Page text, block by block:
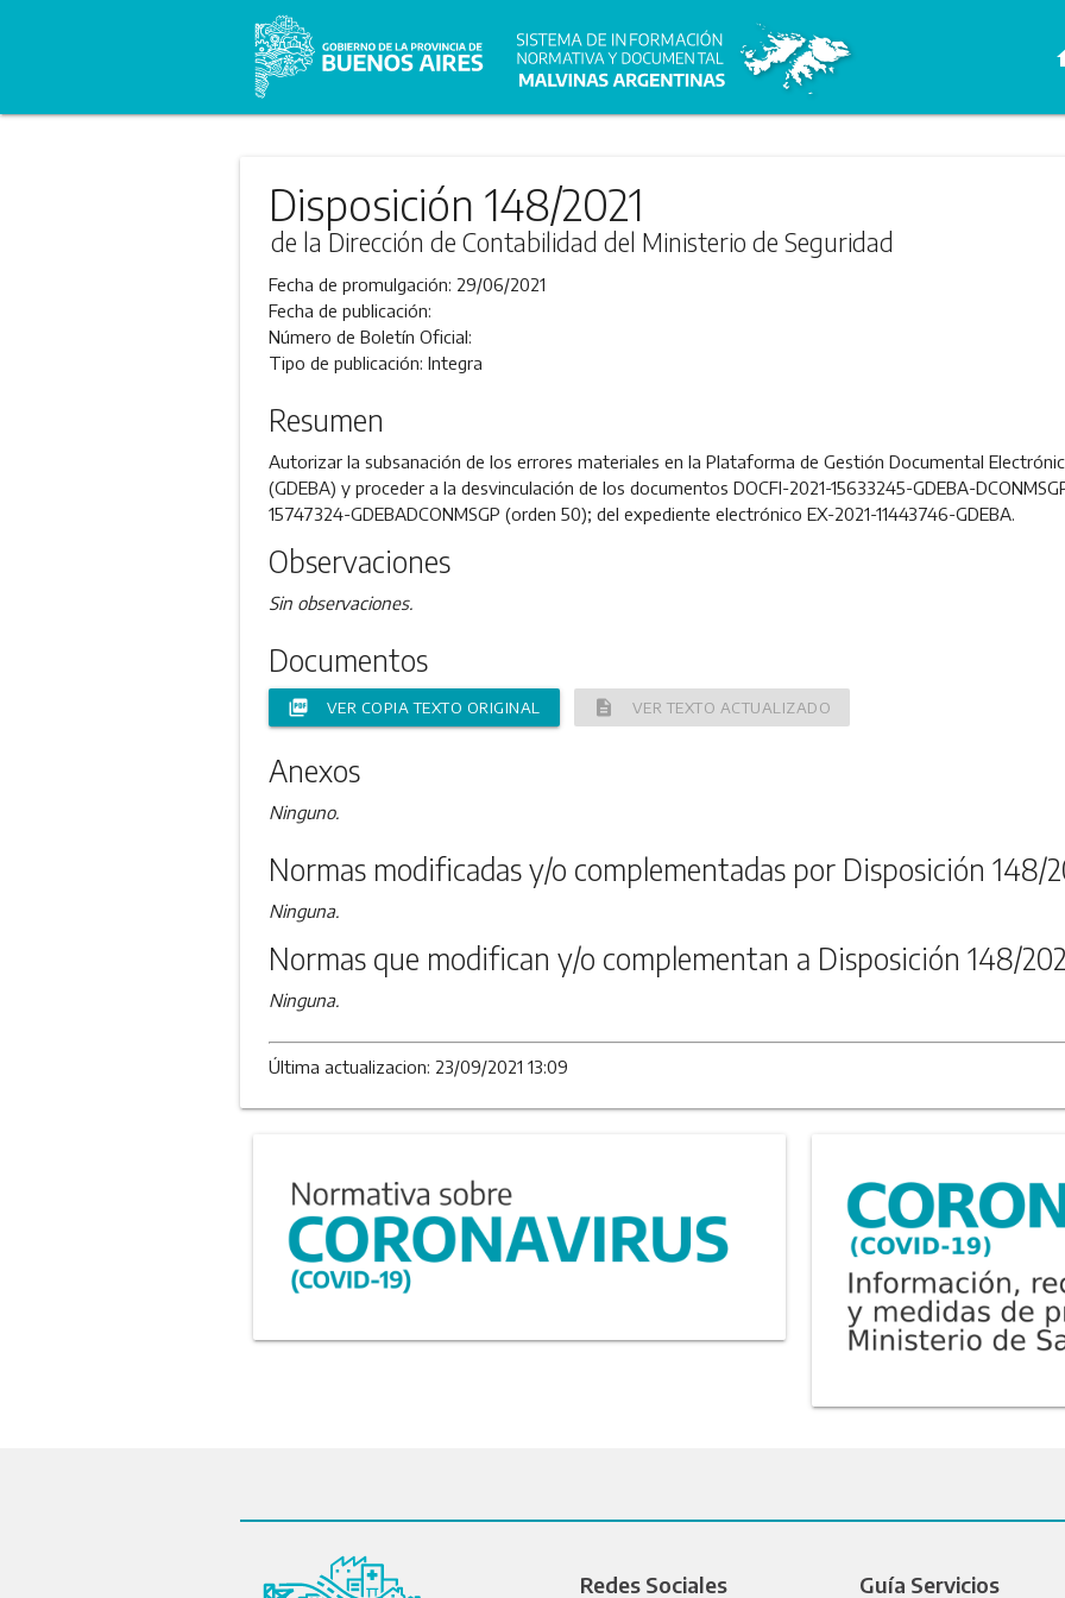
Disposición 148/2021
de la Dirección de Contabilidad del Ministerio de Seguridad
Fecha de promulgación: 29/06/2021
Fecha de publicación:
Número de Boletín Oficial:
Tipo de publicación: Integra
Resumen
Autorizar la subsanación de los errores materiales en la Plataforma de Gestión Documental
(GDEBA) y proceder a la desvinculación de los documentos DOCFI-2021-15633245-GDEBA-
15747324-GDEBADCONMSGP (orden 50); del expediente electrónico EX-2021-11443746-GDEBA.
Observaciones
Sin observaciones.
Documentos
picture_as_pdf VER COPIA TEXTO ORIGINAL description VER TEXTO ACTUALIZADO
Anexos
Ninguno.
Normas modificadas y/o complementadas por Disposición 148/
Ninguna.
Normas que modifican y/o complementan a Disposición 148/
Ninguna.
Última actualizacion: 23/09/2021 13:09
Redes Sociales Guía Servicios